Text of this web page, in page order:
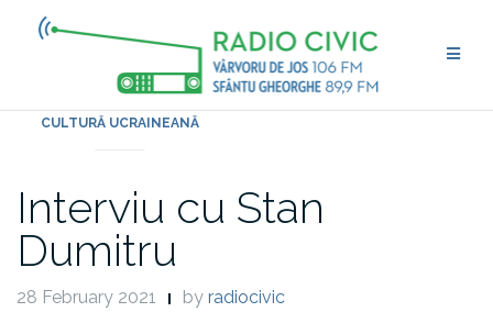
CULTURĂ UCRAINEANĂ
Interviu cu Stan
Dumitru
28 February 2021 by radiocivic